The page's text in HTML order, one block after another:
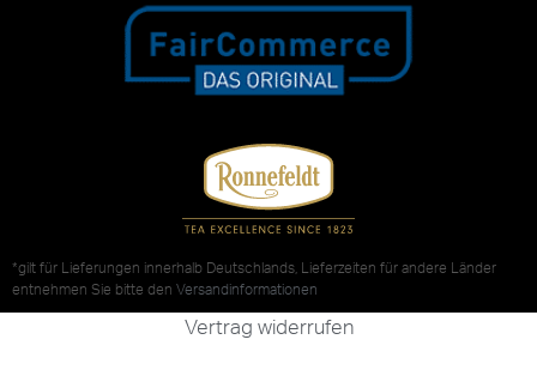
*gilt für Lieferungen innerhalb Deutschlands, Lieferzeiten für andere Länder
entnehmen Sie bitte den Versandinformationen
Vertrag widerrufen